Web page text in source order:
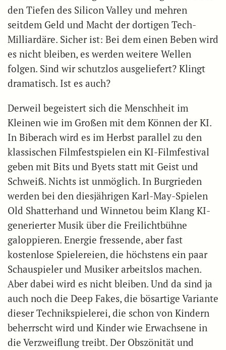
den Tiefen des Silicon Valley und mehren
seitdem Geld und Macht der dortigen Tech-
Milliardäre. Sicher ist: Bei dem einen Beben wird
es nicht bleiben, es werden weitere Wellen
folgen. Sind wir schutzlos ausgeliefert? Klingt
dramatisch. Ist es auch?
Derweil begeistert sich die Menschheit im
Kleinen wie im Großen mit dem Können der KI.
In Biberach wird es im Herbst parallel zu den
klassischen Filmfestspielen ein KI-Filmfestival
geben mit Bits und Byets statt mit Geist und
Schweiß. Nichts ist unmöglich. In Burgrieden
werden bei den diesjährigen Karl-May-Spielen
Old Shatterhand und Winnetou beim Klang KI-
generierter Musik über die Freilichtbühne
galoppieren. Energie fressende, aber fast
kostenlose Spielereien, die höchstens ein paar
Schauspieler und Musiker arbeitslos machen.
Aber dabei wird es nicht bleiben. Und da sind ja
auch noch die Deep Fakes, die bösartige Variante
dieser Technikspielerei, die schon von Kindern
beherrscht wird und Kinder wie Erwachsene in
die Verzweiflung treibt. Der Obszönität und